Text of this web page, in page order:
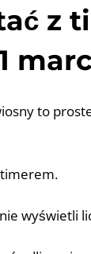
z
to
wyświetli